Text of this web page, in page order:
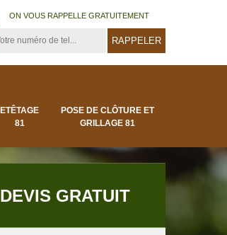
ON VOUS RAPPELLE GRATUITEMENT
ETÊTAGE
81
POSE DE CLÔTURE ET
GRILLAGE 81
DEVIS GRATUIT